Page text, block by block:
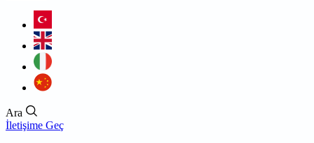
Ara
İletişime Geç